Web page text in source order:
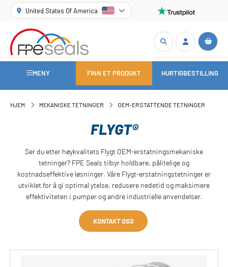
United States Of America
MENY FINN ET PRODUKT HURTIGBESTILLING
HJEM MEKANISKE TETNINGER OEM-ERSTATTENDE TETNINGER
FLYGT®
Ser du etter høykvalitets Flygt OEM-erstatningsmekaniske
tetninger? FPE Seals tilbyr holdbare, pålitelige og
kostnadseffektive løsninger. Våre Flygt-erstatningstetninger er
utviklet for å gi optimal ytelse, redusere nedetid og maksimere
effektiviteten i pumper og andre industrielle anvendelser.
KONTAKT OSS